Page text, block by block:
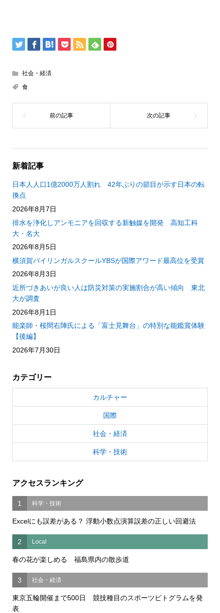
社会・経済
食
新着記事
日本人人口1億2000万人割れ 42年ぶりの節目が示す日本の転
換点
2026年8月7日
排水を浄化しアンモニアを回収する新触媒を開発 高知工科
大・名大
2026年8月5日
横須賀バイリンガルスクールYBSが国際アワード最高位を受賞
2026年8月3日
近所づきあいが良い人は防災対策の実施割合が高い傾向 東北
大が調査
2026年8月1日
能楽師・桜間右陣氏による「富士見舞台」の特別な能鑑賞体験
【後編】
2026年7月30日
カテゴリー
カルチャー
国際
社会・経済
科学・技術
アクセスランキング
1 科学・技術
Excelにも誤差がある？ 浮動小数点演算誤差の正しい回避法
2 Local
春の花が楽しめる 福島県内の散歩道
3 社会・経済
東京五輪開催まで500日 競技種目のスポーツピトグラムを発
表